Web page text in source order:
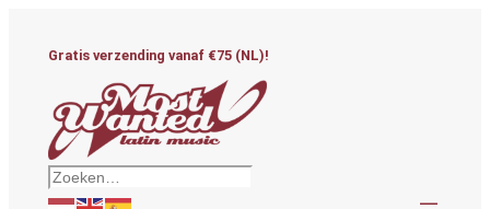
Gratis verzending vanaf €75 (NL)!
Zoeken